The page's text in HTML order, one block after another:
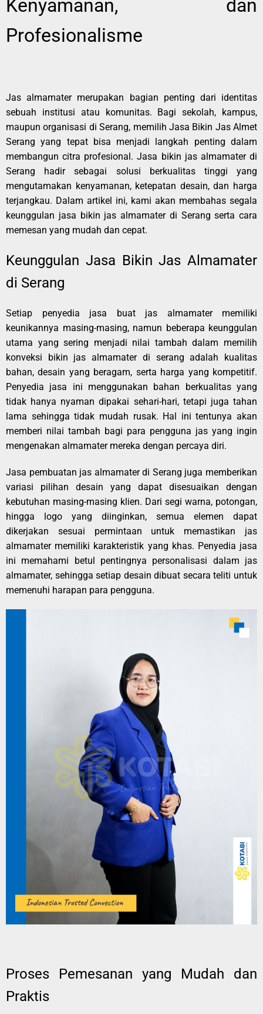
Kenyamanan, dan
Profesionalisme
Jas almamater merupakan bagian penting dari identitas
sebuah institusi atau komunitas. Bagi sekolah, kampus,
maupun organisasi di Serang, memilih Jasa Bikin Jas Almet
Serang yang tepat bisa menjadi langkah penting dalam
membangun citra profesional. Jasa bikin jas almamater di
Serang hadir sebagai solusi berkualitas tinggi yang
mengutamakan kenyamanan, ketepatan desain, dan harga
terjangkau. Dalam artikel ini, kami akan membahas segala
keunggulan jasa bikin jas almamater di Serang serta cara
memesan yang mudah dan cepat.
Keunggulan Jasa Bikin Jas Almamater
di Serang
Setiap penyedia jasa buat jas almamater memiliki
keunikannya masing-masing, namun beberapa keunggulan
utama yang sering menjadi nilai tambah dalam memilih
konveksi bikin jas almamater di serang adalah kualitas
bahan, desain yang beragam, serta harga yang kompetitif.
Penyedia jasa ini menggunakan bahan berkualitas yang
tidak hanya nyaman dipakai sehari-hari, tetapi juga tahan
lama sehingga tidak mudah rusak. Hal ini tentunya akan
memberi nilai tambah bagi para pengguna jas yang ingin
mengenakan almamater mereka dengan percaya diri.
Jasa pembuatan jas almamater di Serang juga memberikan
variasi pilihan desain yang dapat disesuaikan dengan
kebutuhan masing-masing klien. Dari segi warna, potongan,
hingga logo yang diinginkan, semua elemen dapat
dikerjakan sesuai permintaan untuk memastikan jas
almamater memiliki karakteristik yang khas. Penyedia jasa
ini memahami betul pentingnya personalisasi dalam jas
almamater, sehingga setiap desain dibuat secara teliti untuk
memenuhi harapan para pengguna.
Proses Pemesanan yang Mudah dan
Praktis